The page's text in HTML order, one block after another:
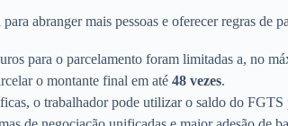
abranger mais pessoas e oferecer regras
para o parcelamento foram limitadas a, no
o montante final em até 48 vezes.
o trabalhador pode utilizar o saldo do